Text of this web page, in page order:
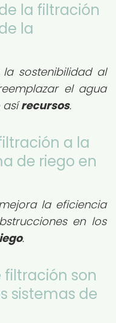
la filtración
la
sostenibilidad al
el agua
asírecursos.
a la
de riego en
la eficiencia
en los
.
filtración son
sistemas de